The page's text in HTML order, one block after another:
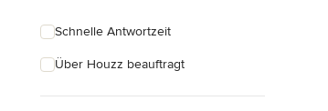
Schnelle Antwortzeit
Über Houzz beauftragt